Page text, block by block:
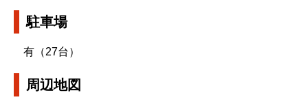
駐車場
有（27台）
周辺地図